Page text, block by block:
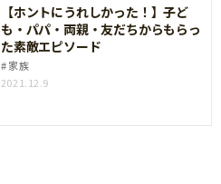
【ホントにうれしかった！】子ど
も・パパ・両親・友だちからもらっ
た素敵エピソード
家族
2021.12.9